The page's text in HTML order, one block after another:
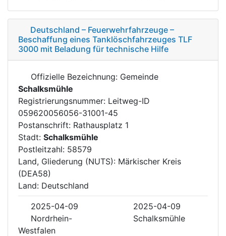
Deutschland – Feuerwehrfahrzeuge –
Beschaffung eines Tanklöschfahrzeuges TLF
3000 mit Beladung für technische Hilfe
Offizielle Bezeichnung: Gemeinde
Schalksmühle
Registrierungsnummer: Leitweg-ID
059620056056-31001-45
Postanschrift: Rathausplatz 1
Stadt: Schalksmühle
Postleitzahl: 58579
Land, Gliederung (NUTS): Märkischer Kreis
(DEA58)
Land: Deutschland
2025-04-09
2025-04-09
Nordrhein-
Westfalen
Schalksmühle